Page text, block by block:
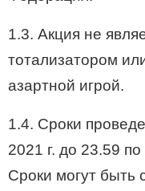
1.3. Акция не
тотализатором
азартной игрой.
1.4. Сроки
2021 г. до 23.59
Сроки могут